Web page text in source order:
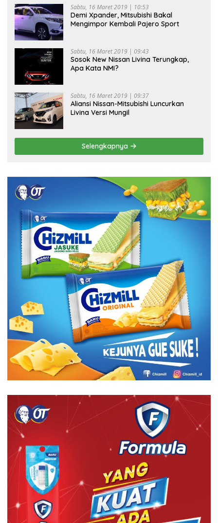
Sabtu, 16 Maret 2019 | 10:53
Demi Xpander, Mitsubishi Bakal
Mengimpor Kembali Pajero Sport
Sabtu, 16 Maret 2019 | 09:43
Sosok New Nissan Livina Terungkap,
Apa Kata NMI?
Sabtu, 16 Maret 2019 | 09:37
Aliansi Nissan-Mitsubishi Luncurkan
Livina Versi Mungil
Selengkapnya